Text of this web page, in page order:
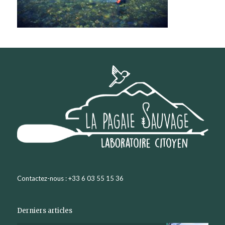
Contactez-nous : +33 6 03 55 15 36
Derniers articles